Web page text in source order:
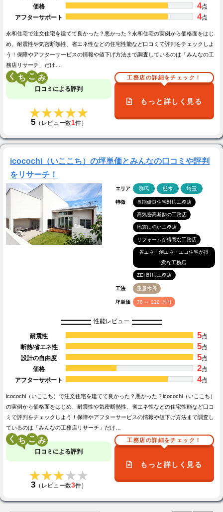
価格
4点
アフターサポート
4点
永和住宅で注文住宅を建てて良かった？悪かった？永和住宅の実例から価格面をはじ
め、耐震性や気密断熱性、省エネ性などの住宅性能など口コミで評判をチェックしよ
う！保障やアフターサービスの情報や値下げ方法まで調査しているのは「みんなの工
務店リサーチ」だけ…
く こ
口コミによる評判
★★★★★
★★★★★
5（レビュー数1件）
工務店の詳細をチェック！
もっと詳しく見る
icocochi（いここち）の坪単価とみんなの口コミや評判
をリサーチ！
エリア 群馬 栃木 埼玉
特徴 長期優良住宅対応工務店
高気密高断熱の工務店
地震に強い工務店
リフォームが得意な工務店
省エネ・創エネ・エコ住宅が得
意な工務店
ZEH対応工務店
工法 重量木骨
坪単価 78 ～ 120 万円
性能レビュー
耐震性 5点
断熱/省エネ性
5点
設計の自由度
5点
価格
2点
アフターサポート
4点
icocochi（いここち）で注文住宅を建てて良かった？悪かった？icocochi（いここち）
の実例から価格面をはじめ、耐震性や気密断熱性、省エネ性などの住宅性能など口コ
ミで評判をチェックしよう！保障やアフターサービスの情報や値下げ方法まで調査し
ているのは「みんなの工務店リサーチ」だけ…
く こ
口コミによる評判
★★★★★
★★★★★
3（レビュー数3件）
工務店の詳細をチェック！
もっと詳しく見る